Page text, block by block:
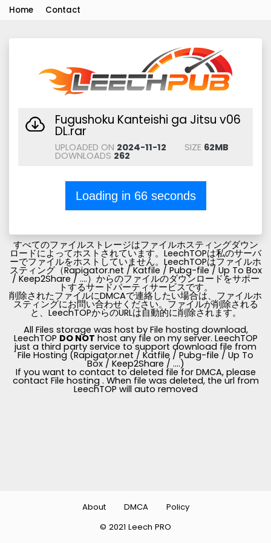
Home Contact
Fugushoku Kanteishi ga Jitsu v06
DL.rar
UPLOADED ON 2024-11-12 SIZE 62MB
DOWNLOADS 262
Loading in 66seconds
すべてのファイルストレージはファイルホスティングダウン
ロードによってホストされています。LeechTOPは私のサーバ
ーでファイルをホストしていません。LeechTOPはファイルホ
スティング（Rapigator.net / Katfile / Pubg-file / Up To Box
/ Keep2Share / ....）からのファイルのダウンロードをサポー
トするサードパーティサービスです。
削除されたファイルにDMCAで連絡したい場合は、ファイルホ
スティングにお問い合わせください。ファイルが削除される
と、LeechTOPからのURLは自動的に削除されます。
All Files storage was host by File hosting download,
LeechTOP DO NOT host any file on my server. LeechTOP
just a third party service to support download file from
File Hosting (Rapigator.net / Katfile / Pubg-file / Up To
Box / Keep2Share / ....)
If you want to contact to deleted file for DMCA, please
contact File hosting . When file was deleted, the url from
LeechTOP will auto removed
© 2021 Leech PRO
About DMCA Policy